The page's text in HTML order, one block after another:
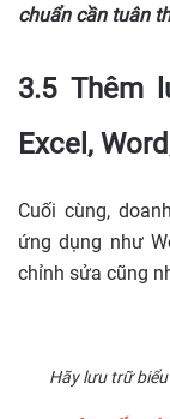
chuẩn cần tuân
3.5 Thêm
Excel,
Cuối cùng,
ứng dụng như
chỉnh sửa cũng
Hãy lưu trữ